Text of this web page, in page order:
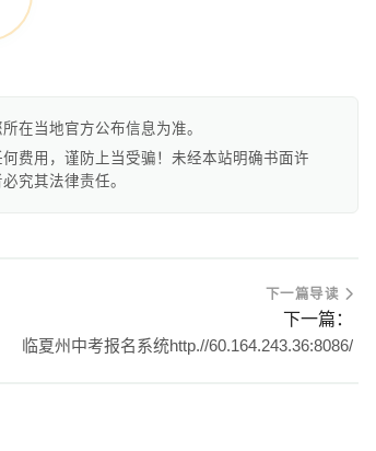
在当地官方公布信息为准。
费用，谨防上当受骗！未经本站明确书面许
究其法律责任。
下一篇导读
下一篇：
临夏州中考报名系统http.//60.164.243.36:8086/